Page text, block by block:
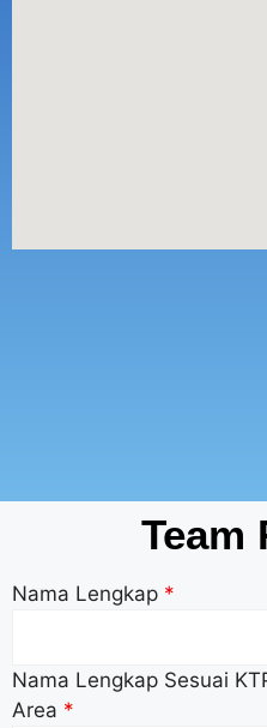
Team
Nama Lengkap *
Nama Lengkap Sesuai
Area *